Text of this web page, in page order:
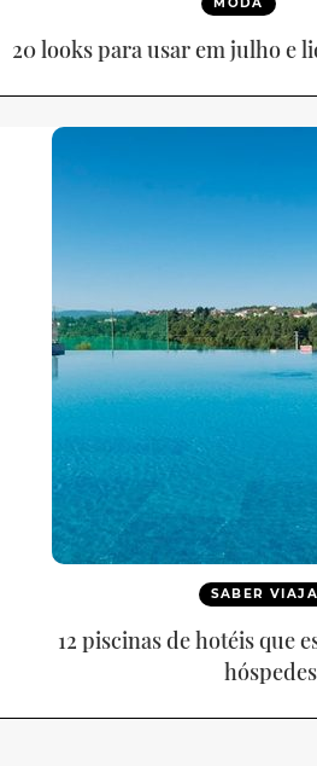
20 looks para usar em julho e
SABER
12 piscinas de hotéis que
hóspedes